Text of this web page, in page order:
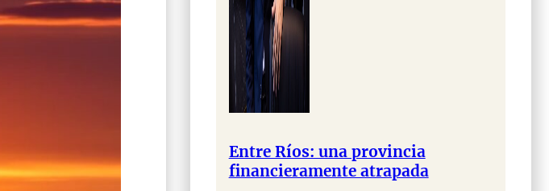
Entre Ríos: una provincia
financieramente atrapada